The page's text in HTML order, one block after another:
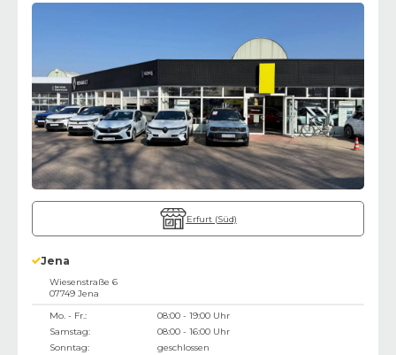
Erfurt (Süd)
Jena
Wiesenstraße 6
07749 Jena
Mo. - Fr.:
08:00 - 19:00 Uhr
Samstag:
08:00 - 16:00 Uhr
Sonntag:
geschlossen